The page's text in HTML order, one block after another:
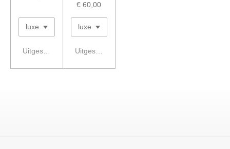
Uitgeschakeld
€ 60,00
Uitgeschakeld